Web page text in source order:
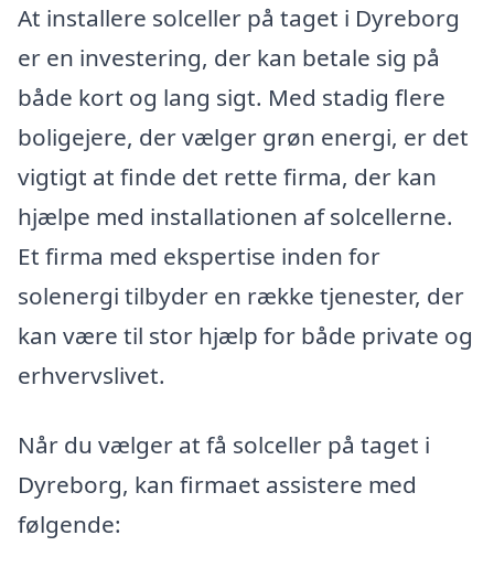
At installere solceller på taget i Dyreborg
er en investering, der kan betale sig på
både kort og lang sigt. Med stadig flere
boligejere, der vælger grøn energi, er det
vigtigt at finde det rette firma, der kan
hjælpe med installationen af solcellerne.
Et firma med ekspertise inden for
solenergi tilbyder en række tjenester, der
kan være til stor hjælp for både private og
erhvervslivet.
Når du vælger at få solceller på taget i
Dyreborg, kan firmaet assistere med
følgende: